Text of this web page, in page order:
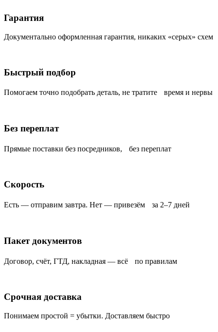
Гарантия
Документально оформленная гарантия, никаких «серых» схем
Быстрый подбор
Помогаем точно подобрать деталь, не тратите время и нервы
Без переплат
Прямые поставки без посредников, без переплат
Скорость
Есть — отправим завтра. Нет — привезём за 2–7 дней
Пакет документов
Договор, счёт, ГТД, накладная — всё по правилам
Срочная доставка
Понимаем простой = убытки. Доставляем быстро